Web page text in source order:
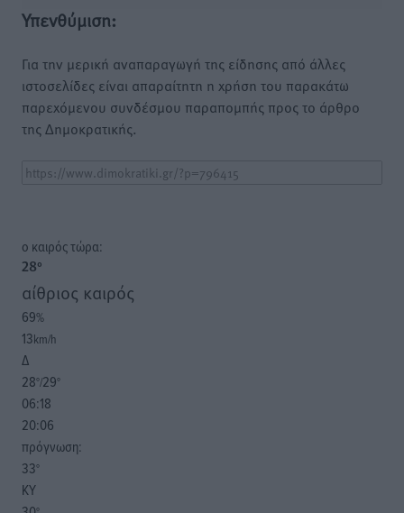
Υπενθύμιση:
Για την μερική αναπαραγωγή της είδησης από άλλες
ιστοσελίδες είναι απαραίτητη η χρήση του παρακάτω
παρεχόμενου συνδέσμου παραπομπής προς το άρθρο
της Δημοκρατικής.
o καιρός τώρα:
28°
αίθριος καιρός
69%
13km/h
Δ
28°/29°
06:18
20:06
πρόγνωση:
33°
ΚΥ